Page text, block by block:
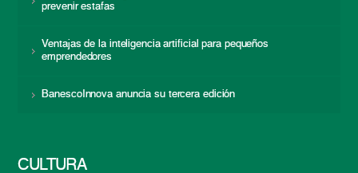
prevenir estafas
Ventajas de la inteligencia artificial para pequeños
emprendedores
BanescoInnova anuncia su tercera edición
CULTURA